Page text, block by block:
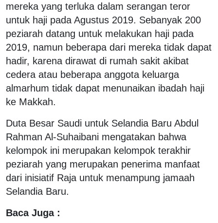
mereka yang terluka dalam serangan teror
untuk haji pada Agustus 2019. Sebanyak 200
peziarah datang untuk melakukan haji pada
2019, namun beberapa dari mereka tidak dapat
hadir, karena dirawat di rumah sakit akibat
cedera atau beberapa anggota keluarga
almarhum tidak dapat menunaikan ibadah haji
ke Makkah.
Duta Besar Saudi untuk Selandia Baru Abdul
Rahman Al-Suhaibani mengatakan bahwa
kelompok ini merupakan kelompok terakhir
peziarah yang merupakan penerima manfaat
dari inisiatif Raja untuk menampung jamaah
Selandia Baru.
Baca Juga :